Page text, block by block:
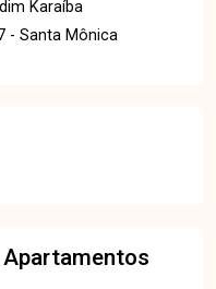
Karaíba
- Santa Mônica